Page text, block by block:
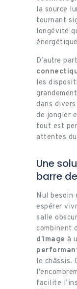
la source
tournant
longévité
D’autre
les
dans
de jongler
tout est
attentes
Une
barre
Nul besoin
espérer
salle
combinent
d’image à
le châssis.
facilite